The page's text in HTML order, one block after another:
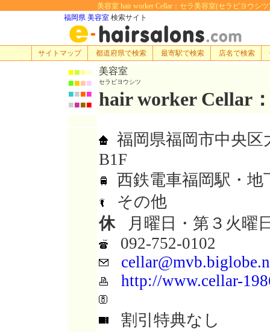
美容室 hair worker Cellar：セラ美容室(セラビヨウシ
福岡県 美容室 検索サイト
サイトマップ 都道府県で検索 最寄駅で検索 店名で検索
■■■■
■■■■
■■■■
■■■■
美容室
セラビヨウシツ
hair worker Cellar
福岡県福岡市中央区
B1F
西鉄電車福岡駅・地
その他
休月曜日・第３火曜
092-752-0102
http://www.cellar-
割引特典なし